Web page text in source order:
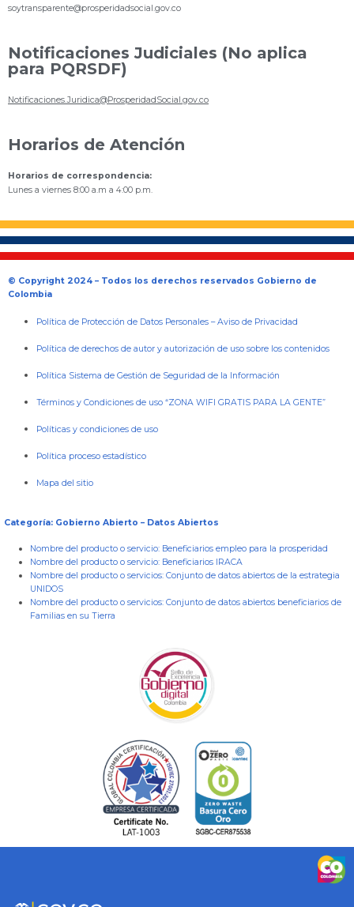
soytransparente@prosperidadsocial.gov.co
Notificaciones Judiciales (No aplica
para PQRSDF)
Notificaciones.Juridica@ProsperidadSocial.gov.co
Horarios de Atención
Horarios de correspondencia:
Lunes a viernes 8:00 a.m a 4:00 p.m.
© Copyright 2024 – Todos los derechos reservados Gobierno de
Colombia
Política de Protección de Datos Personales –Aviso de Privacidad
Política de derechos de autor y autorización de uso sobre los contenidos
Política Sistema de Gestión de Seguridad de la Información
Términos y Condiciones de uso “ZONA WIFI GRATIS PARA LA GENTE”
Políticas y condiciones de uso
Política proceso estadístico
Mapa del sitio
Categoría: Gobierno Abierto – Datos Abiertos
Nombre del producto o servicio: Beneficiarios empleo para la prosperidad
Nombre del producto o servicio: Beneficiarios IRACA
Nombre del producto o servicios: Conjunto de datos abiertos de la estrategia
UNIDOS
Nombre del producto o servicios: Conjunto de datos abiertos beneficiarios de
Familias en su Tierra